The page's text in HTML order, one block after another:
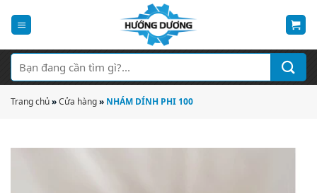
qua
dung
Tìm
kiếm:
Trang chủ»Cửa hàng» NHÁM DÍNH PHI 100